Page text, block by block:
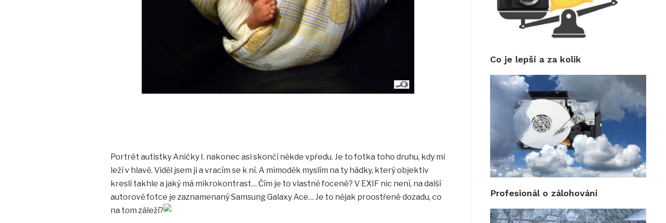
Portrét autistky Aničky I. nakonec asi skončí někde vpředu. Je to fotka toho druhu, kdy mi
leží v hlavě. Viděl jsem ji a vracím se k ní. A mimoděk myslím na ty hádky, který objektiv
kreslí takhle a jaký má mikrokontrast… Čím je to vlastně focené? V EXIF nic není, na další
autorově fotce je zaznamenaný Samsung Galaxy Ace… Je to nějak proostřené dozadu, co
na tom záleží?
Co je lepší a za kolik
Profesionál o zálohování